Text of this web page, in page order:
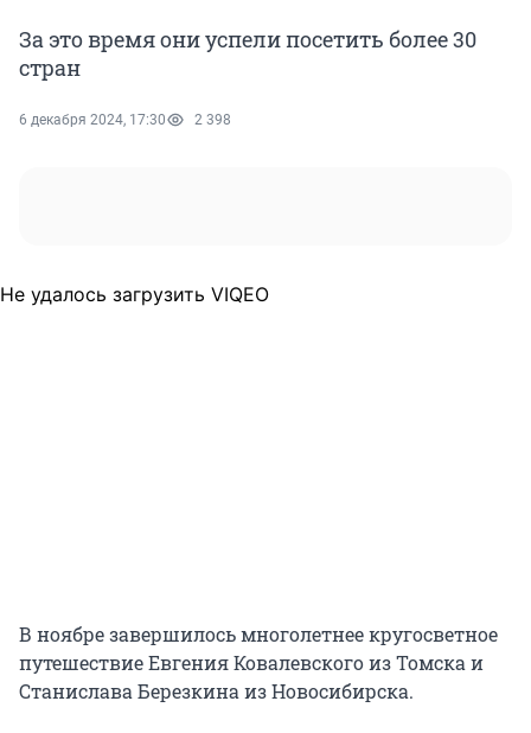
За это время они успели посетить более 30
стран
6 декабря 2024, 17:30 2 398
Не удалось загрузить VIQEO
В ноябре завершилось многолетнее кругосветное
путешествие Евгения Ковалевского из Томска и
Станислава Березкина из Новосибирска.